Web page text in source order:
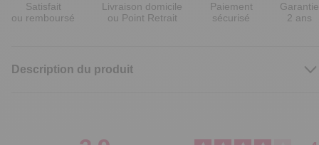
Satisfait
ou remboursé
Livraison domicile
ou Point Retrait
Paiement
sécurisé
Garantie
2 ans
Description du produit